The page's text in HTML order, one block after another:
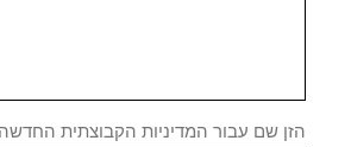
שם עבור המדיניות הקבוצתית החדשה.